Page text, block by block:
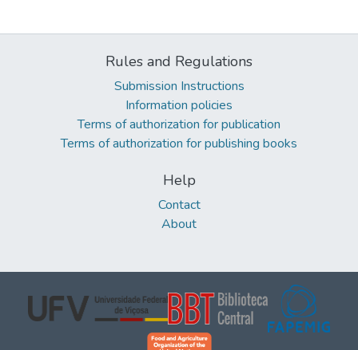
Rules and Regulations
Submission Instructions
Information policies
Terms of authorization for publication
Terms of authorization for publishing books
Help
Contact
About